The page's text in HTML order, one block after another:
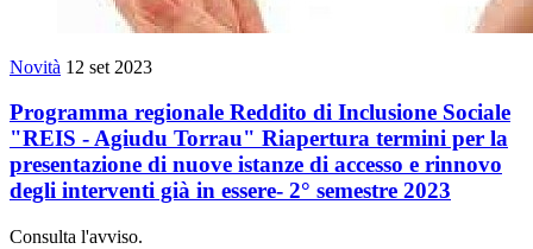
Novità 12 set 2023
Programma regionale Reddito di Inclusione Sociale
"REIS - Agiudu Torrau" Riapertura termini per la
presentazione di nuove istanze di accesso e rinnovo
degli interventi già in essere- 2° semestre 2023
Consulta l'avviso.